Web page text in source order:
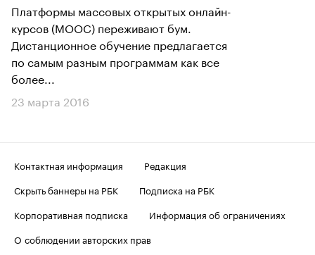
Платформы массовых открытых онлайн-
курсов (МООС) переживают бум.
Дистанционное обучение предлагается
по самым разным программам как все
более...
23 марта 2016
Контактная информация
Редакция
Скрыть баннеры на РБК
Подписка на РБК
Корпоративная подписка
Информация об ограничениях
О соблюдении авторских прав